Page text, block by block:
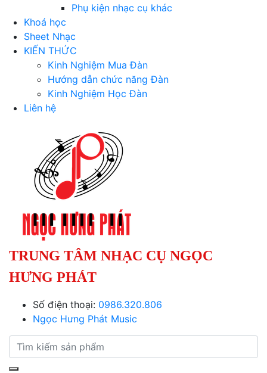
Phụ kiện nhạc cụ khác
Khoá học
Sheet Nhạc
KIẾN THỨC
Kinh Nghiệm Mua Đàn
Hướng dẫn chức năng Đàn
Kinh Nghiệm Học Đàn
Liên hệ
TRUNG TÂM NHẠC CỤ NGỌC
HƯNG PHÁT
Số điện thoại: 0986.320.806
Ngọc Hưng Phát Music